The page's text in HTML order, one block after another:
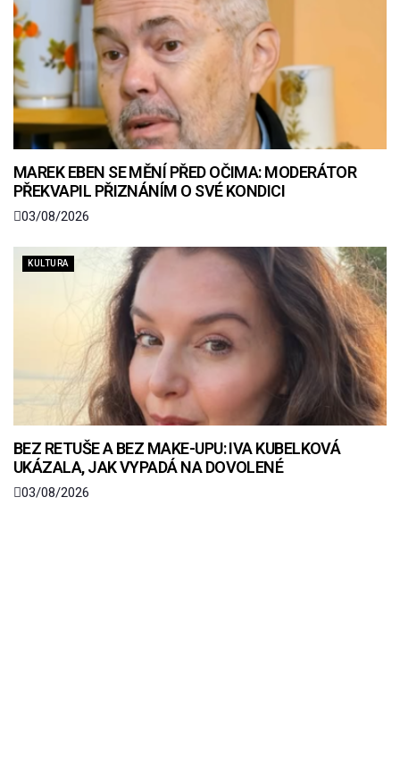
MAREK EBEN SE MĚNÍ PŘED OČIMA: MODERÁTOR
PŘEKVAPIL PŘIZNÁNÍM O SVÉ KONDICI
03/08/2026
KULTURA
BEZ RETUŠE A BEZ MAKE-UPU: IVA KUBELKOVÁ
UKÁZALA, JAK VYPADÁ NA DOVOLENÉ
03/08/2026